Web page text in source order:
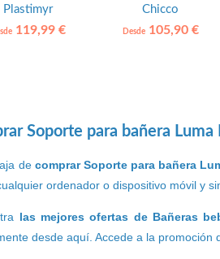
Plastimyr
119,99 €
Chicco
Desde105,90 €
Soporte para bañera
de comprar Soporte para bañera
ordenador o dispositivo móvil y
las mejores ofertas de Bañeras
desde aquí. Accede a la promoción